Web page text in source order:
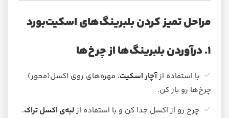
مراحل تمیز کردن بلبرینگ‌های اسکیت‌بورد
۱. درآوردن بلبرینگ‌ها از چرخ‌ها
با استفاده ازآچار اسکیت، مهره‌های روی اکسل(محور)
چرخ‌ها رو باز کن.
چرخ رو از اکسل جدا کن و با استفاده ازلبه‌ی اکسل تراک،